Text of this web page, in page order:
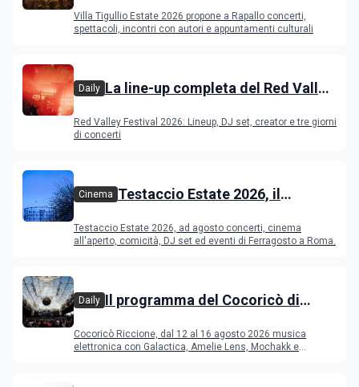
Villa Tigullio Estate 2026 propone a Rapallo concerti,
spettacoli, incontri con autori e appuntamenti culturali
Daily La line-up completa del Red Valley
Red Valley Festival 2026: Lineup, DJ set, creator e tre giorni
di concerti
Cinema Testaccio Estate 2026, il
Ferragosto
Testaccio Estate 2026, ad agosto concerti, cinema
all'aperto, comicità, DJ set ed eventi di Ferragosto a Roma.
Daily Il programma del Cocoricò di
Cocoricò Riccione, dal 12 al 16 agosto 2026 musica
elettronica con Galactica, Amelie Lens, Mochakk e